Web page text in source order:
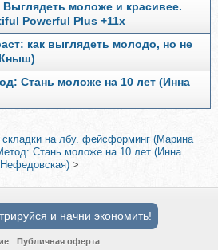
Выглядеть моложе и красивее.
Powerful Plus +11x
как выглядеть молодо, но не
Кныш)
Стань моложе на 10 лет (Инна
на лбу. фейсформинг (Марина
Стань моложе на 10 лет (Инна
Нефедовская)>
Публичная оферта
и начни экономить!